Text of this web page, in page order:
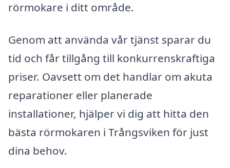
rörmokare i ditt område.
Genom att använda vår tjänst sparar du
tid och får tillgång till konkurrenskraftiga
priser. Oavsett om det handlar om akuta
reparationer eller planerade
installationer, hjälper vi dig att hitta den
bästa rörmokaren i Trångsviken för just
dina behov.